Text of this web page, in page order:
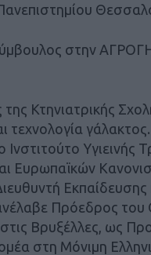
στην
Κτηνιατρικής
τεχνολογία γάλακτος.
Υγιεινής
Ευρωπαϊκών
Πρόεδρος
Βρυξέλλες, ως
στη Μόνιμη